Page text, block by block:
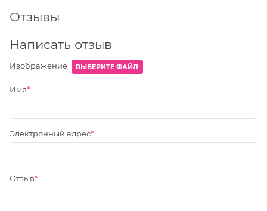
Отзывы
Написать отзыв
Изображение ВЫБЕРИТЕ ФАЙЛ
Имя
Электронный адрес
Отзыв